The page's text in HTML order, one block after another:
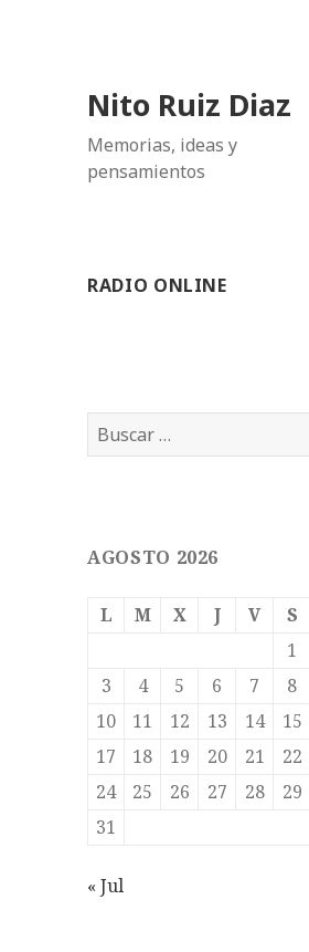
Nito Ruiz Diaz
Memorias, ideas y
pensamientos
RADIO ONLINE
Buscar:
AGOSTO 2026
L M X J V S
1
3
4 5 6 7 8
10
11 12 13 14 15
17
18 19 20 21 22
24
25 26 27 28 29
31
« Jul